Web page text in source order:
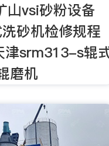
山vsi砂粉设备
砂机检修规程
srm313-s辊
磨机